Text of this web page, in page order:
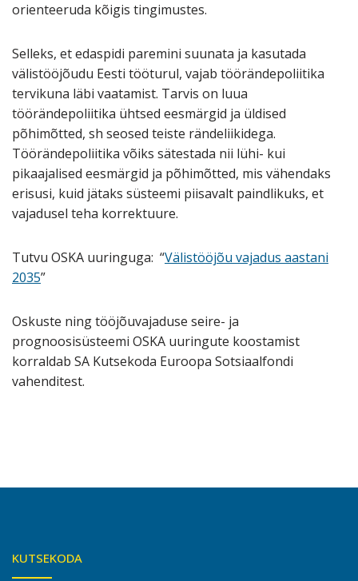
orienteeruda kõigis tingimustes.
Selleks, et edaspidi paremini suunata ja kasutada
välistööjõudu Eesti tööturul, vajab töörändepoliitika
tervikuna läbi vaatamist. Tarvis on luua
töörändepoliitika ühtsed eesmärgid ja üldised
põhimõtted, sh seosed teiste rändeliikidega.
Töörändepoliitika võiks sätestada nii lühi- kui
pikaajalised eesmärgid ja põhimõtted, mis vähendaks
erisusi, kuid jätaks süsteemi piisavalt paindlikuks, et
vajadusel teha korrektuure.
Tutvu OSKA uuringuga: “Välistööjõu vajadus aastani
2035”
Oskuste ning tööjõuvajaduse seire- ja
prognoosisüsteemi OSKA uuringute koostamist
korraldab SA Kutsekoda Euroopa Sotsiaalfondi
vahenditest.
KUTSEKODA